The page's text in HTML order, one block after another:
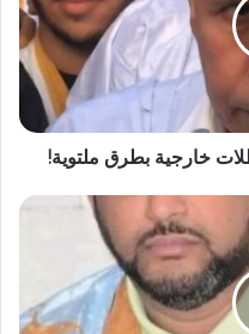
خارجية بطرق ملتوية!